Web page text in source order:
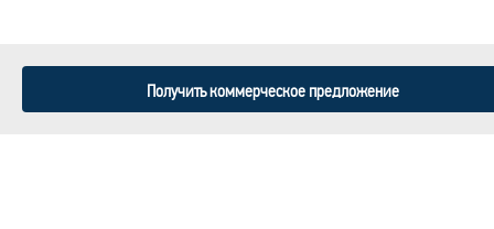
Получить коммерческое предложение